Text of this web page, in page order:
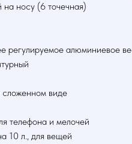
носу (6 точечная)
регулируемое алюминиевое
сложенном виде
телефона и мелочей
10 л., для вещей